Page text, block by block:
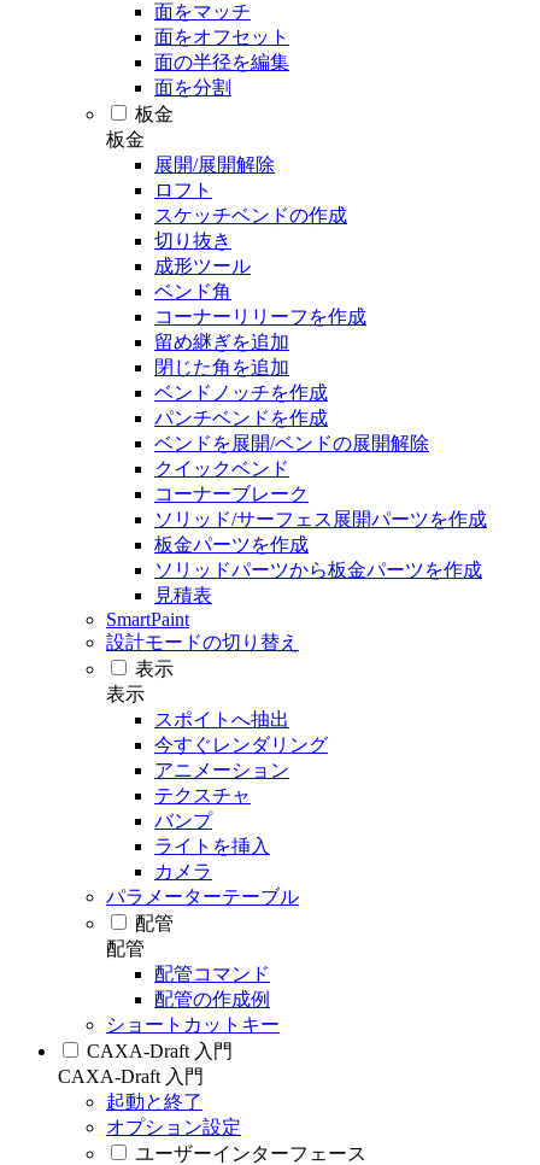
面をマッチ
面をオフセット
面の半径を編集
面を分割
板金
板金
展開/展開解除
ロフト
スケッチベンドの作成
切り抜き
成形ツール
ベンド角
コーナーリリーフを作成
留め継ぎを追加
閉じた角を追加
ベンドノッチを作成
パンチベンドを作成
ベンドを展開/ベンドの展開解除
クイックベンド
コーナーブレーク
ソリッド/サーフェス展開パーツを作成
板金パーツを作成
ソリッドパーツから板金パーツを作成
見積表
SmartPaint
設計モードの切り替え
表示
表示
スポイトへ抽出
今すぐレンダリング
アニメーション
テクスチャ
バンプ
ライトを挿入
カメラ
パラメーターテーブル
配管
配管
配管コマンド
配管の作成例
ショートカットキー
CAXA-Draft 入門
CAXA-Draft 入門
起動と終了
オプション設定
ユーザーインターフェース